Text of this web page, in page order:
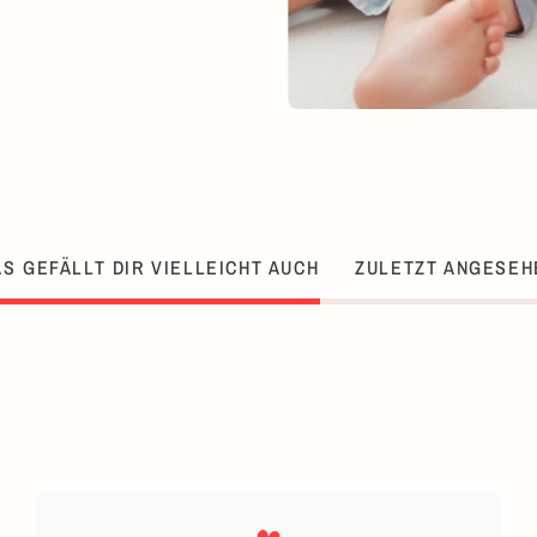
GEFÄLLT DIR VIELLEICHT AUCH ZULETZT